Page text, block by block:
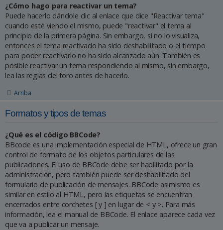
¿Cómo hago para reactivar un tema?
Puede hacerlo dándole clic al enlace que dice "Reactivar tema"
cuando esté viendo el mismo, puede "reactivar" el tema al
principio de la primera página. Sin embargo, si no lo visualiza,
entonces el tema reactivado ha sido deshabilitado o el tiempo
para poder reactivarlo no ha sido alcanzado aún. También es
posible reactivar un tema respondiendo al mismo, sin embargo,
lea las reglas del foro antes de hacerlo.
Arriba
Formatos y tipos de temas
¿Qué es el código BBCode?
BBcode es una implementación especial de HTML, ofrece un gran
control de formato de los objetos particulares de las
publicaciones. El uso de BBCode debe ser habilitado por la
administración, pero también puede ser deshabilitado del
formulario de publicación de mensajes. BBCode asimismo es
similar en estilo al HTML, pero las etiquetas se encuentran
encerrados entre corchetes [ y ] en lugar de < y >. Para más
información, lea el manual de BBCode. El enlace aparece cada vez
que va a publicar un mensaje.